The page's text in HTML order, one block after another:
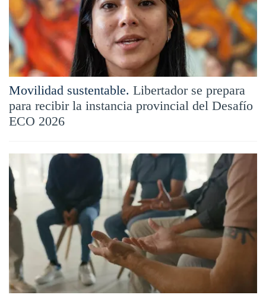
Movilidad sustentable. Libertador se prepara
para recibir la instancia provincial del Desafío
ECO 2026